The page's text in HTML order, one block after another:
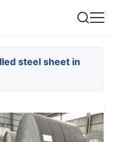
steel sheet in